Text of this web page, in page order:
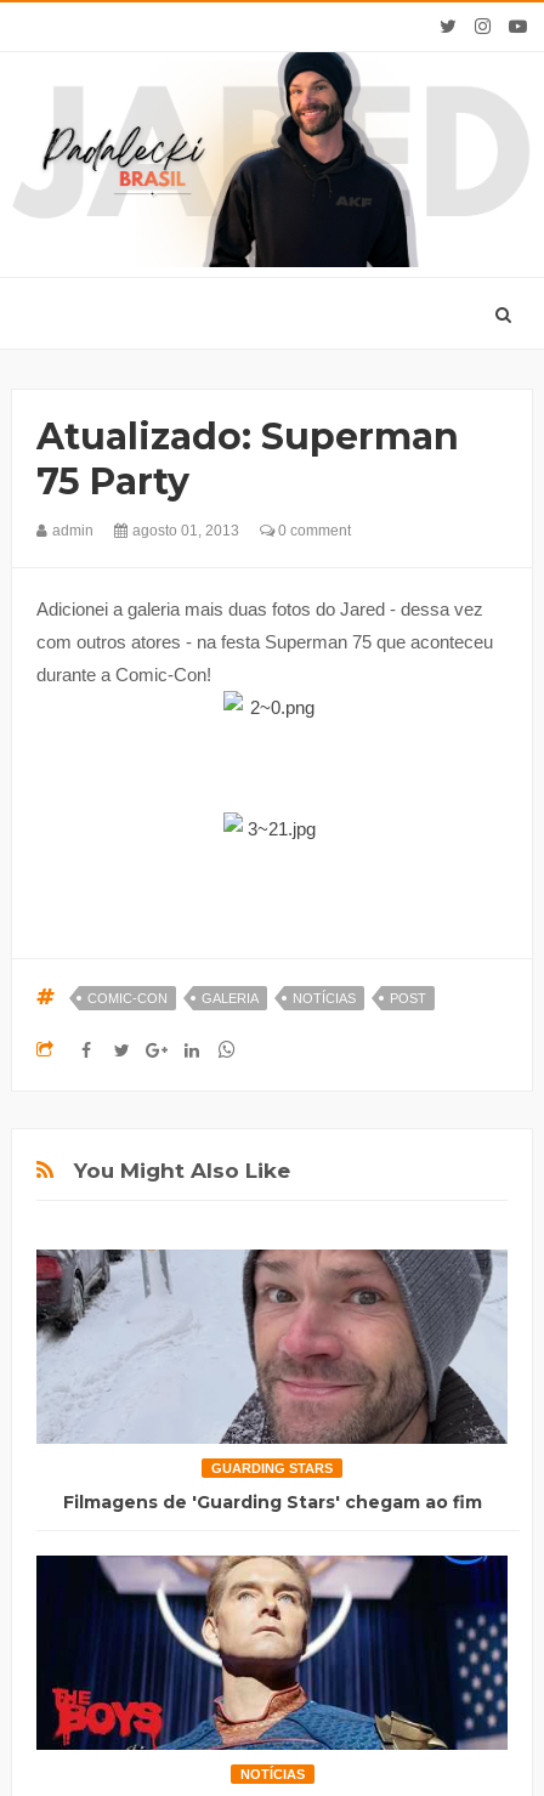
Atualizado: Superman
75 Party
admin agosto 01, 2013 0 comment
Adicionei a galeria mais duas fotos do Jared - dessa vez
com outros atores - na festa Superman 75 que aconteceu
durante a Comic-Con!
COMIC-CON GALERIA NOTÍCIAS POST
You Might Also Like
GUARDING STARS
Filmagens de 'Guarding Stars' chegam ao fim
NOTÍCIAS